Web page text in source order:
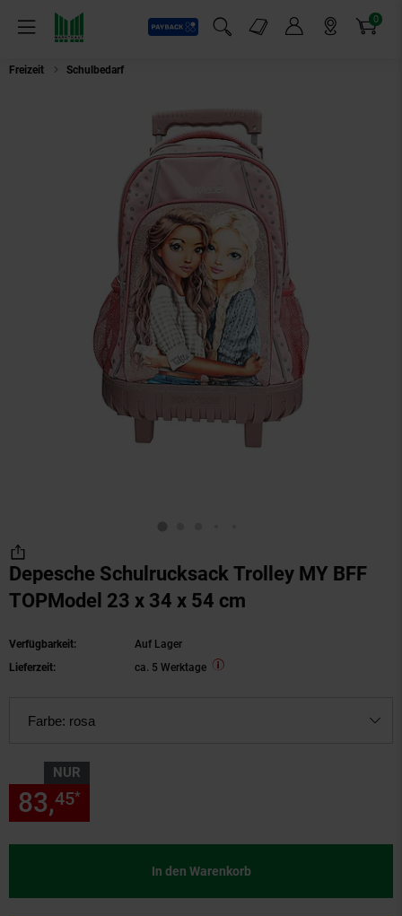
Menü
Payback
Suchfeld einblenden
Markt-Angebote 0
Artikel
Freizeit Schulbedarf
Depesche Schulrucksack Trolley MY BFF
TOPModel 23 x 34 x 54 cm
Verfügbarkeit:
Auf Lager
Lieferzeit:
ca. 5 Werktage
Farbe: rosa
NUR
83,45*
In den Warenkorb